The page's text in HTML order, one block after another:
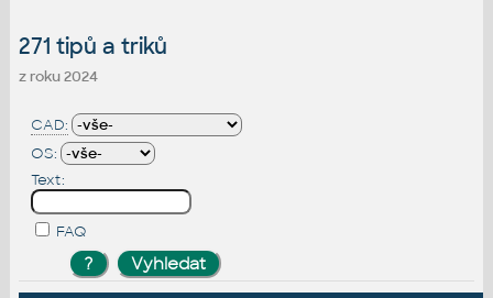
271 tipů a triků
z roku 2024
CAD:
OS:
Text:
FAQ